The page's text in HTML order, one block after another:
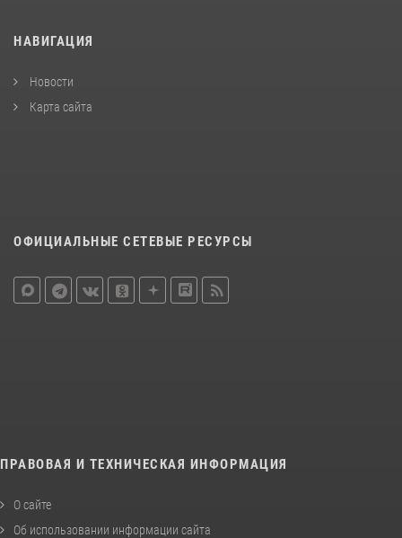
НАВИГАЦИЯ
Новости
Карта сайта
ОФИЦИАЛЬНЫЕ СЕТЕВЫЕ РЕСУРСЫ
ПРАВОВАЯ И ТЕХНИЧЕСКАЯ ИНФОРМАЦИЯ
О сайте
Об использовании информации сайта